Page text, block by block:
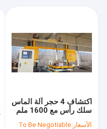
اكتشاف 4 حجر آلة الماس
سلك رأس مع 1600 ملم
الأسعار:To Be Negotiable